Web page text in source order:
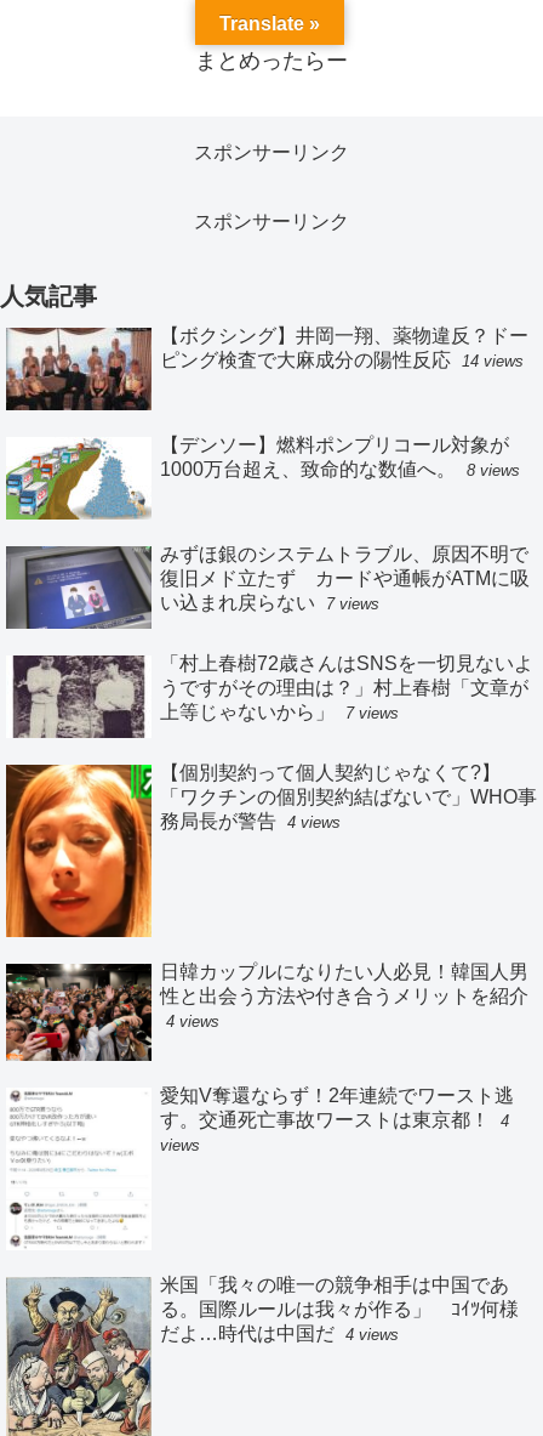
まとめったらー
スポンサーリンク
スポンサーリンク
人気記事
【ボクシング】井岡一翔、薬物違反？ドー
ピング検査で大麻成分の陽性反応
14 views
【デンソー】燃料ポンプリコール対象が
1000万台超え、致命的な数値へ。
8 views
みずほ銀のシステムトラブル、原因不明で
復旧メド立たず カードや通帳がATMに吸
い込まれ戻らない
7 views
「村上春樹72歳さんはSNSを一切見ないよ
うですがその理由は？」村上春樹「文章が
上等じゃないから」
7 views
【個別契約って個人契約じゃなくて?】
「ワクチンの個別契約結ばないで」WHO事
務局長が警告 4 views
日韓カップルになりたい人必見！韓国人男
性と出会う方法や付き合うメリットを紹介
4 views
愛知V奪還ならず！2年連続でワースト逃
す。交通死亡事故ワーストは東京都！
4
views
米国「我々の唯一の競争相手は中国であ
る。国際ルールは我々が作る」 ｺｲﾂ何様
だよ…時代は中国だ 4 views
Translate »